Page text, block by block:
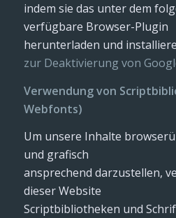
indem sie das unter dem
verfügbare Browser-Plugin
herunterladen und
zur Deaktivierung von
Verwendung von
Webfonts)
Um unsere Inhalte
und grafisch
ansprechend darzustellen,
dieser Website
Scriptbibliotheken und